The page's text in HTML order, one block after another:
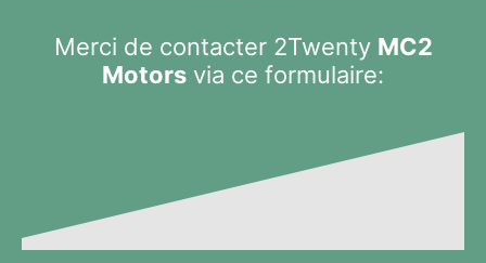
Merci de contacter 2Twenty MC2
Motors via ce formulaire: